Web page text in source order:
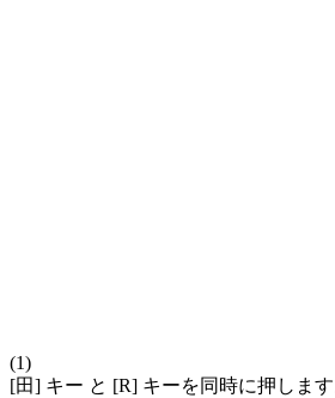
(1)
[田] キー と [R] キーを同時に押しま